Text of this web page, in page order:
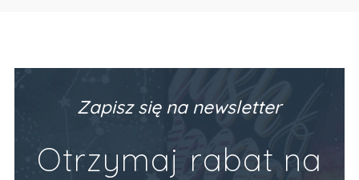
Zapisz się na newsletter
Otrzymaj rabat na